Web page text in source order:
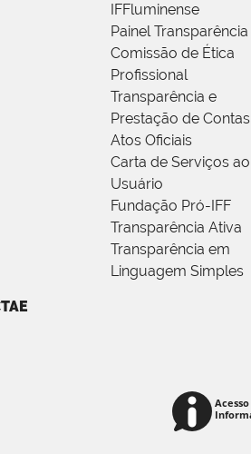
IFFluminense
Painel Transparência
Comissão de Ética
Profissional
Transparência e
Prestação de Contas
Atos Oficiais
Carta de Serviços ao
Usuário
Fundação Pró-IFF
Transparência Ativa
Transparência em
Linguagem Simples